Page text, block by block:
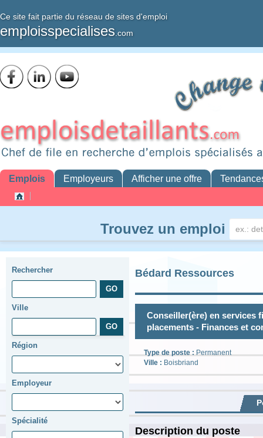
Ce site fait partie du réseau de sites d'emploi
emploisspecialises .com
Emplois Employeurs Afficher une offre
Trouvez un emploi
Rechercher
Ville
Région
Employeur
Spécialité
Bédard Ressources
Conseiller(ère) en services
placements - Finances et
Type de poste :Permanent
Ville : Boisbriand
Description du poste